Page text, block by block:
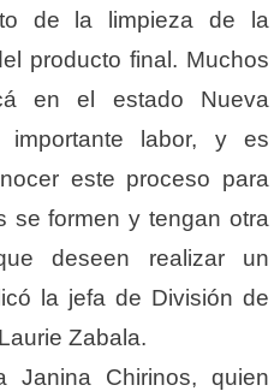
de la limpieza de la
producto final. Muchos
en el estado Nueva
importante labor, y es
este proceso para
se formen y tengan otra
deseen realizar un
la jefa de División de
Zabala.
Janina Chirinos, quien